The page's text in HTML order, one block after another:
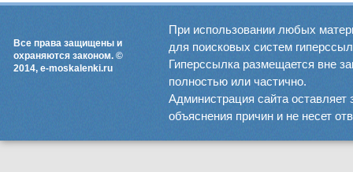
Все права защищены и
охраняются законом. ©
2014, e-moskalenki.ru
При использовании любых
для поисковых систем
Гиперссылка размещается вне
полностью или частично.
Администрация сайта оставляет
объяснения причин и не несет